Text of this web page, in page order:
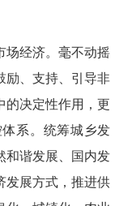
场经济。毫不动摇
励、支持、引导非
的决定性作用，更
系。统筹城乡发
和谐发展、国内发
发展方式，推进供